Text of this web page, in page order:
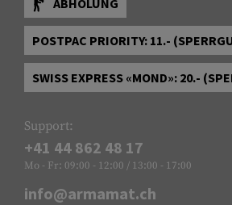
ABHOLUNG
POSTPAC PRIORITY: 11.-
SWISS EXPRESS «MOND»: 20.-
Support:
+41 44 862 48 17
Mo - Fr: 09:00 - 12:00 / 13:00 - 17:00
info@armamat.ch